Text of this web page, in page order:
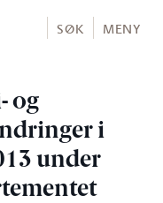
SØK MENY
og
i
under